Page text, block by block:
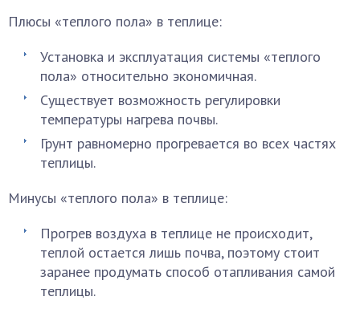
Плюсы «теплого пола» в теплице:
Установка и эксплуатация системы «теплого
пола» относительно экономичная.
Существует возможность регулировки
температуры нагрева почвы.
Грунт равномерно прогревается во всех частях
теплицы.
Минусы «теплого пола» в теплице:
Прогрев воздуха в теплице не происходит,
теплой остается лишь почва, поэтому стоит
заранее продумать способ отапливания самой
теплицы.